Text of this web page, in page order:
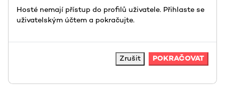
Hosté nemají přístup do profilů uživatele. Přihlaste se
uživatelským účtem a pokračujte.
Zrušit POKRAČOVAT